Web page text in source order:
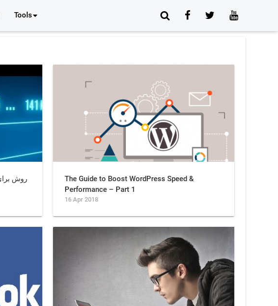
Tools
The Guide to Boost WordPress Speed &
Performance – Part 1
16 Apr 2018